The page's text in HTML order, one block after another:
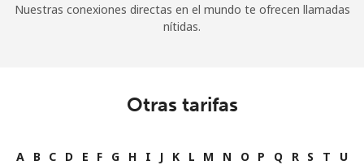
Nuestras conexiones directas en el mundo te ofrecen llamadas
nítidas.
Otras tarifas
A B C D E F G H I J K L M N O P Q R S T
U